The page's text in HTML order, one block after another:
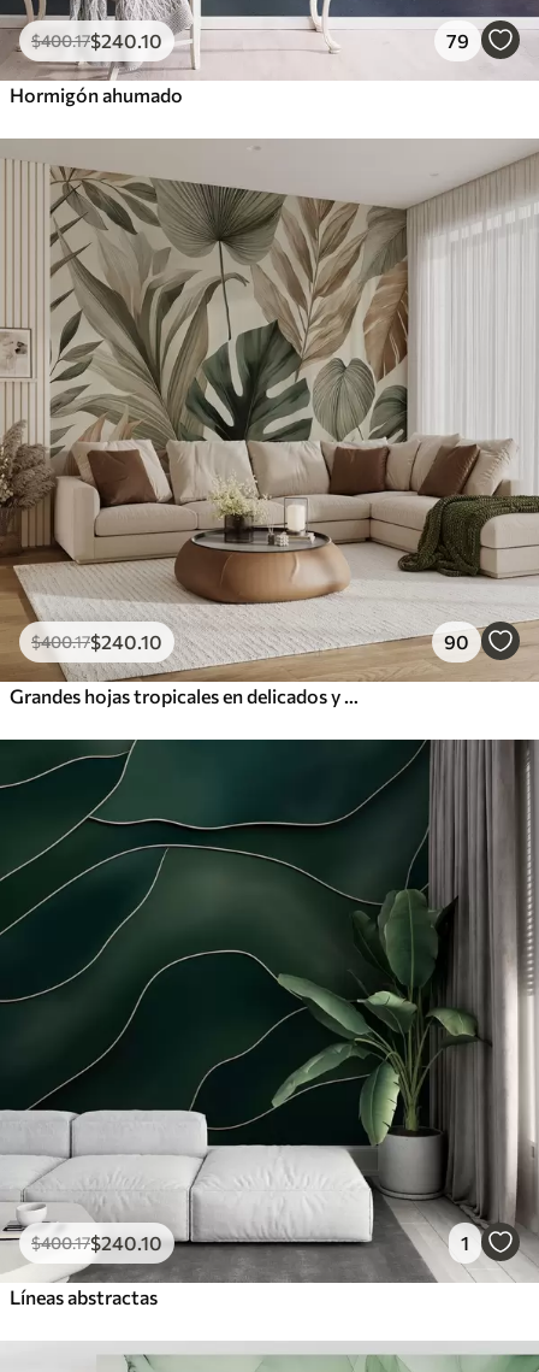
$400.17$240.10 79
Hormigón ahumado
$400.17$240.10 90
Grandes hojas tropicales en delicados y sobrios tonos pastel
$400.17$240.10 1
Líneas abstractas